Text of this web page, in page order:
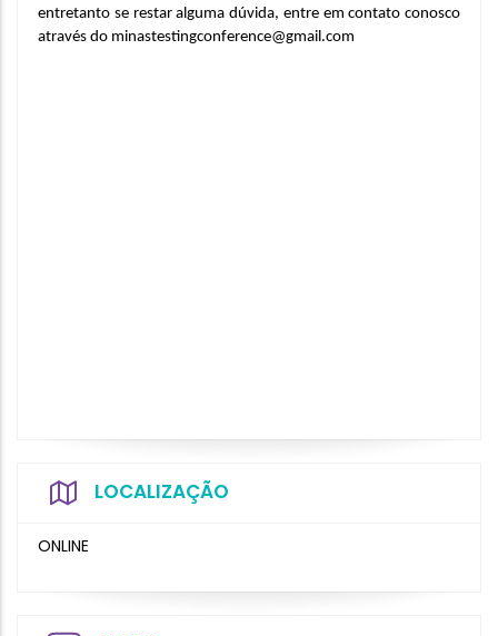
entretanto se restar alguma dúvida, entre em contato conosco
através do minastestingconference@gmail.com
LOCALIZAÇÃO
ONLINE